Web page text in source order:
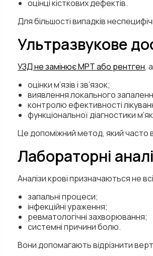
оцінці кісткових дефектів.
Для більшості випадків
Ультразвукове
УЗД не замінює МРТ або рентген,
оцінки м’язів і зв’язок;
виявлення локального
контролю ефективності
функціональної діагностики
Це допоміжний метод, який часто
Лабораторні
Аналізи крові призначаються не
запальні процеси;
інфекційні ураження;
ревматологічні захворювання;
системні причини болю.
Вони допомагають відрізнити